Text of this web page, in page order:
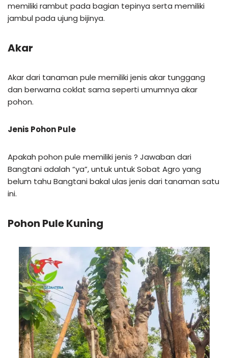
memiliki rambut pada bagian tepinya serta memiliki
jambul pada ujung bijinya.
Akar
Akar dari tanaman pule memiliki jenis akar tunggang
dan berwarna coklat sama seperti umumnya akar
pohon.
Jenis Pohon Pule
Apakah pohon pule memiliki jenis ? Jawaban dari
Bangtani adalah “ya”, untuk untuk Sobat Agro yang
belum tahu Bangtani bakal ulas jenis dari tanaman satu
ini.
Pohon Pule Kuning